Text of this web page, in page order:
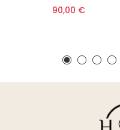
90,00 €